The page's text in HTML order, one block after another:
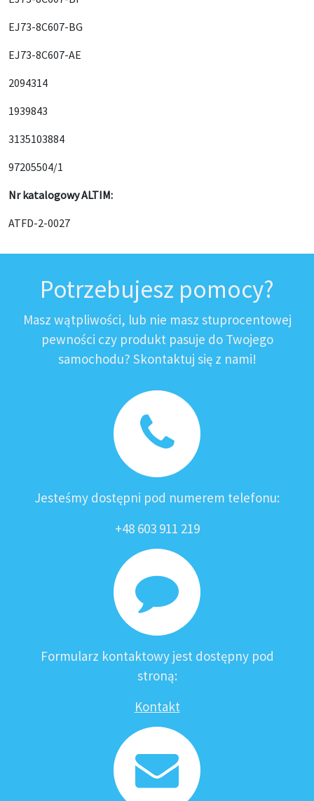
EJ73-8C607-BG
EJ73-8C607-AE
2094314
1939843
3135103884
97205504/1
Nr katalogowy ALTIM:
ATFD-2-0027
Potrzebujesz pomocy?
Masz wątpliwości, lub nie masz stuprocentowej
pewności czy produkt pasuje do Twojego
samochodu? Skontaktuj się z nami!
Jesteśmy dostępni pod numerem telefonu:
+48 603 911 219
Formularz kontaktowy jest dostępny pod
stroną:
Kontakt